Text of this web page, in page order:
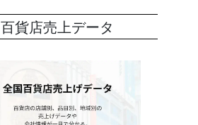
百貨店売上データ